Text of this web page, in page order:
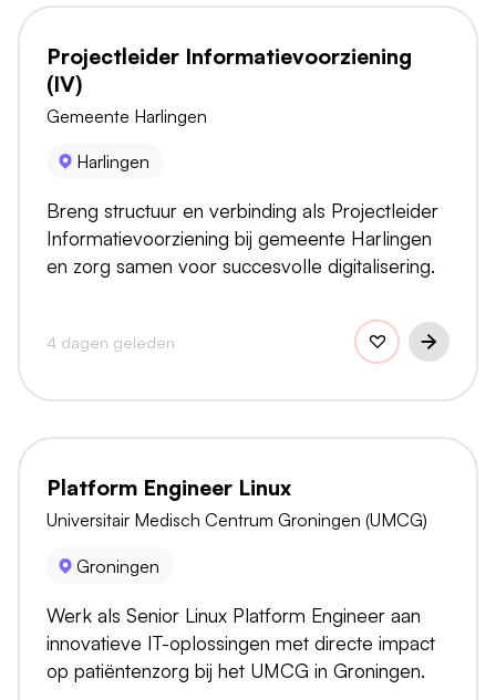
Projectleider Informatievoorziening
(IV)
Gemeente Harlingen
Harlingen
Breng structuur en verbinding als Projectleider
Informatievoorziening bij gemeente Harlingen
en zorg samen voor succesvolle digitalisering.
4 dagen geleden
Platform Engineer Linux
Universitair Medisch Centrum Groningen (UMCG)
Groningen
Werk als Senior Linux Platform Engineer aan
innovatieve IT-oplossingen met directe impact
op patiëntenzorg bij het UMCG in Groningen.